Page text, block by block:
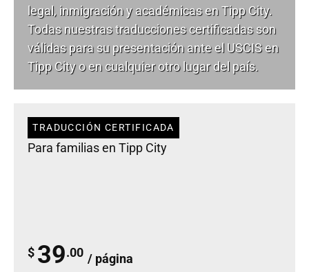
legal, inmigración y académicas en Tipp City.
Todas nuestras traducciones certificadas son
válidas para su presentación ante el USCIS en
Tipp City o en cualquier otro lugar del país.
TRADUCCIÓN CERTIFICADA
Para familias en Tipp City
$ 39.00 / página